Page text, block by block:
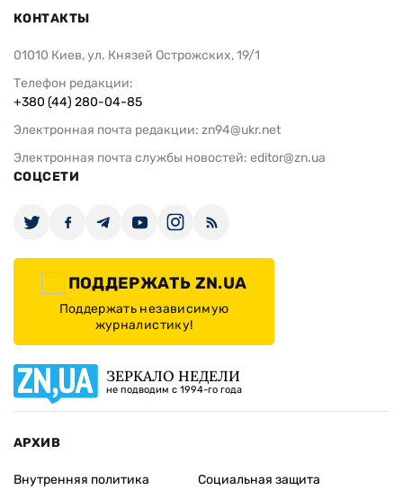
КОНТАКТЫ
01010 Киев, ул. Князей Острожских, 19/1
Телефон редакции:
+380 (44) 280-04-85
Электронная почта редакции: zn94@ukr.net
Электронная почта службы новостей: editor@zn.ua
СОЦСЕТИ
ПОДДЕРЖАТЬ ZN.UA
Поддержать независимую
журналистику!
ЗЕРКАЛО НЕДЕЛИ
не подводим с 1994-го года
АРХИВ
Внутренняя политика
Социальная защита